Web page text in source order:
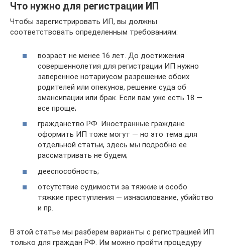
Что нужно для регистрации ИП
Чтобы зарегистрировать ИП, вы должны
соответствовать определенным требованиям:
возраст не менее 16 лет. До достижения
совершеннолетия для регистрации ИП нужно
заверенное нотариусом разрешение обоих
родителей или опекунов, решение суда об
эмансипации или брак. Если вам уже есть 18 —
все проще;
гражданство РФ. Иностранные граждане
оформить ИП тоже могут — но это тема для
отдельной статьи, здесь мы подробно ее
рассматривать не будем;
дееспособность;
отсутствие судимости за тяжкие и особо
тяжкие преступления — изнасилование, убийство
и пр.
В этой статье мы разберем варианты с регистрацией ИП
только для граждан РФ. Им можно пройти процедуру